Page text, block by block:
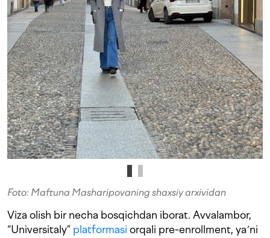
Foto: Maftuna Masharipovaning shaxsiy arxividan
Viza olish bir necha bosqichdan iborat. Avvalambor,
“Universitaly” platformasi orqali pre-enrollment, yaʼni